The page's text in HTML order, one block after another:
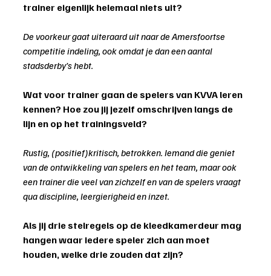
trainer eigenlijk helemaal niets uit?
De voorkeur gaat uiteraard uit naar de Amersfoortse
competitie indeling, ook omdat je dan een aantal
stadsderby’s hebt.
Wat voor trainer gaan de spelers van KVVA leren
kennen? Hoe zou jij jezelf omschrijven langs de
lijn en op het trainingsveld?
Rustig, (positief)kritisch, betrokken. Iemand die geniet
van de ontwikkeling van spelers en het team, maar ook
een trainer die veel van zichzelf en van de spelers vraagt
qua discipline, leergierigheid en inzet.
Als jij drie stelregels op de kleedkamerdeur mag
hangen waar iedere speler zich aan moet
houden, welke drie zouden dat zijn?